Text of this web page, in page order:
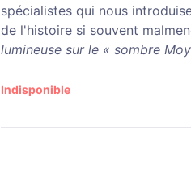
spécialistes qui nous
de l'histoire si souvent
lumineuse sur le « sombre
Indisponible